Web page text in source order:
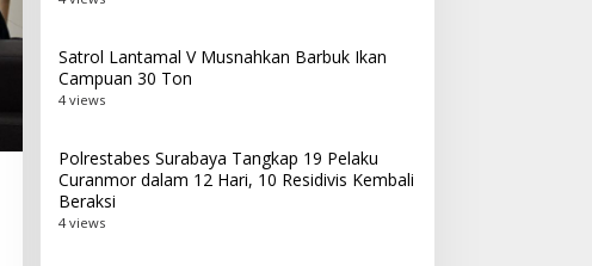
Satrol Lantamal V Musnahkan Barbuk Ikan
Campuan 30 Ton
4 views
Polrestabes Surabaya Tangkap 19 Pelaku
Curanmor dalam 12 Hari, 10 Residivis Kembali
Beraksi
4 views